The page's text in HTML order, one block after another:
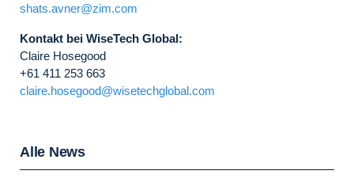
shats.avner@zim.com
Kontakt bei WiseTech Global:
Claire Hosegood
+61 411 253 663
claire.hosegood@wisetechglobal.com
Alle News